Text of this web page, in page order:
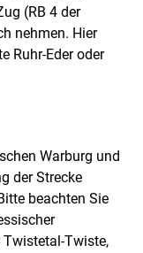
(RB 4 der
nehmen. Hier
Ruhr-Eder oder
Warburg und
der Strecke
beachten Sie
Twistetal-Twiste,